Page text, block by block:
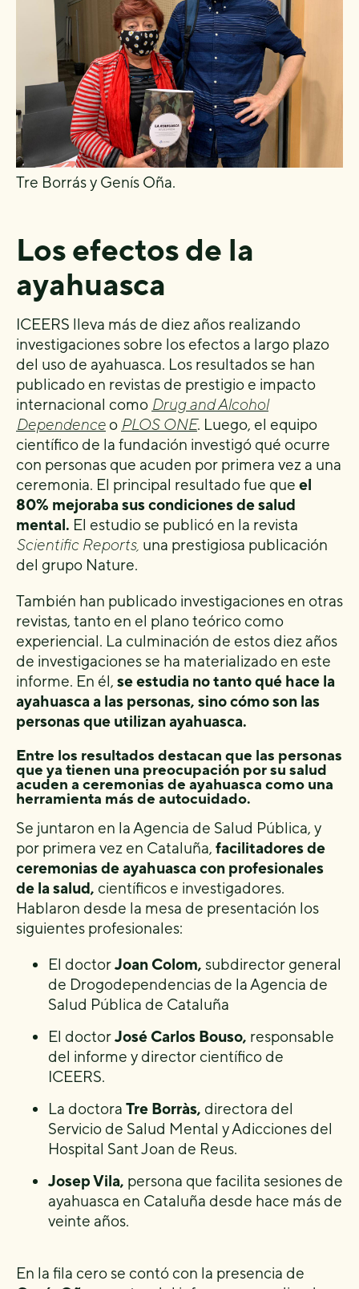
Tre Borrás y Genís Oña.
Los efectos de la
ayahuasca
ICEERS lleva más de diez años realizando
investigaciones sobre los efectos a largo plazo
del uso de ayahuasca. Los resultados se han
publicado en revistas de prestigio e impacto
internacional como Drug and Alcohol
Dependence o PLOS ONE. Luego, el equipo
científico de la fundación investigó qué ocurre
con personas que acuden por primera vez a una
ceremonia. El principal resultado fue que el
80% mejoraba sus condiciones de salud
mental. El estudio se publicó en la revista
Scientific Reports, una prestigiosa publicación
del grupo Nature.
También han publicado investigaciones en otras
revistas, tanto en el plano teórico como
experiencial. La culminación de estos diez años
de investigaciones se ha materializado en este
informe. En él, se estudia no tanto qué hace la
ayahuasca a las personas, sino cómo son las
personas que utilizan ayahuasca.
Entre los resultados destacan que las personas
que ya tienen una preocupación por su salud
acuden a ceremonias de ayahuasca como una
herramienta más de autocuidado.
Se juntaron en la Agencia de Salud Pública, y
por primera vez en Cataluña, facilitadores de
ceremonias de ayahuasca con profesionales
de la salud, científicos e investigadores.
Hablaron desde la mesa de presentación los
siguientes profesionales:
El doctorJoan Colom, subdirector general
de Drogodependencias de la Agencia de
Salud Pública de Cataluña
El doctorJosé Carlos Bouso, responsable
del informe y director científico de
ICEERS.
La doctora Tre Borràs, directora del
Servicio de Salud Mental y Adicciones del
Hospital Sant Joan de Reus.
Josep Vila, persona que facilita sesiones de
ayahuasca en Cataluña desde hace más de
veinte años.
En la fila cero se contó con la presencia de